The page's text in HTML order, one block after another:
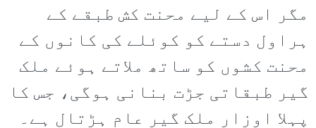
مگر اس کے لیے محنت کش طبقے کے
ہراول دستے کو کوئلے کی کانوں کے
محنت کشوں کو ساتھ ملاتے ہوئے ملک
گیر طبقاتی جڑت بنانی ہوگی، جس کا
پہلا اوزار ملک گیر عام ہڑتال ہے۔